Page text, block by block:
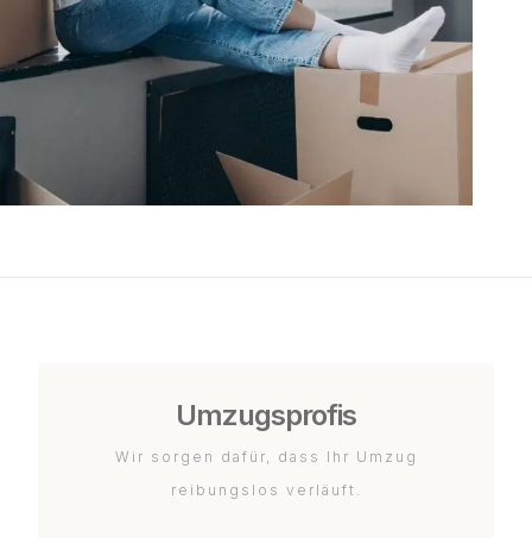
Umzugsprofis
Wir sorgen dafür, dass Ihr Umzug
reibungslos verläuft.